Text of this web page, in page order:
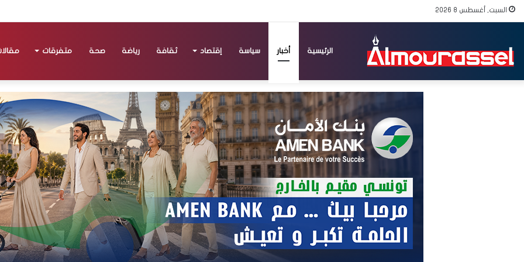
السبت, أغسطس 8 2026
الرئيسية أخبار سياسة إقتصاد ثقافة رياضة صحة متفرقات